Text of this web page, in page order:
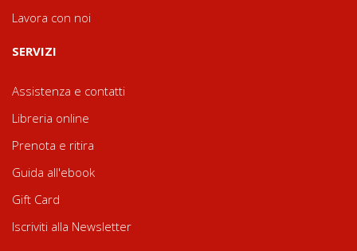
Lavora con noi
SERVIZI
Assistenza e contatti
Libreria online
Prenota e ritira
Guida all'ebook
Gift Card
Iscriviti alla Newsletter